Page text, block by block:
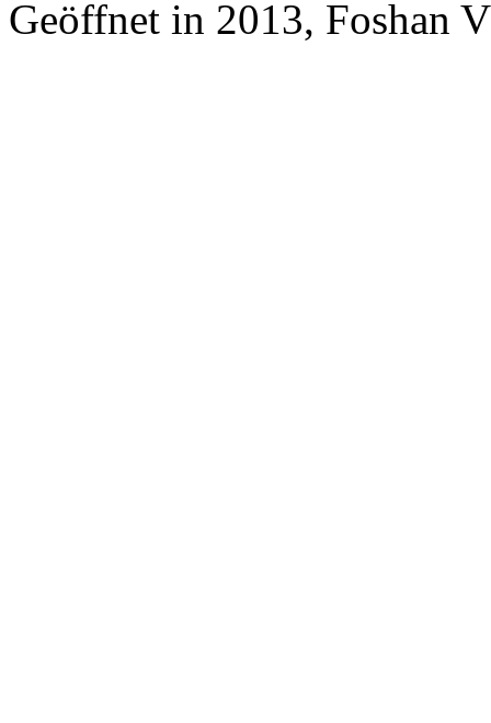
Geöffnet in 2013, Foshan